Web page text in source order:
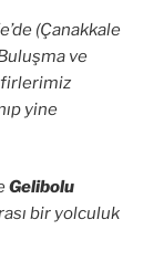
(Çanakkale
ve
yine
Gelibolu
bir yolculuk